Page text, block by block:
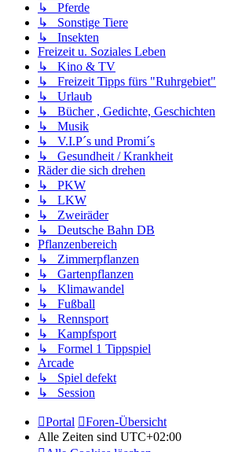
↳ Pferde
↳ Sonstige Tiere
↳ Insekten
Freizeit u. Soziales Leben
↳ Kino & TV
↳ Freizeit Tipps fürs "Ruhrgebiet"
↳ Urlaub
↳ Bücher , Gedichte, Geschichten
↳ Musik
↳ V.I.P´s und Promi´s
↳ Gesundheit / Krankheit
Räder die sich drehen
↳ PKW
↳ LKW
↳ Zweiräder
↳ Deutsche Bahn DB
Pflanzenbereich
↳ Zimmerpflanzen
↳ Gartenpflanzen
↳ Klimawandel
↳ Fußball
↳ Rennsport
↳ Kampfsport
↳ Formel 1 Tippspiel
Arcade
↳ Spiel defekt
↳ Session
Portal
Foren-Übersicht
Alle Zeiten sind UTC+02:00